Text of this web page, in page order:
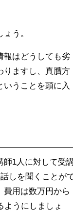
う。
報はどうしても劣
りますし、真贋方
うことを頭に入
師1人に対して受
しを聞くことが
費用は数万円から
ようにしましょ